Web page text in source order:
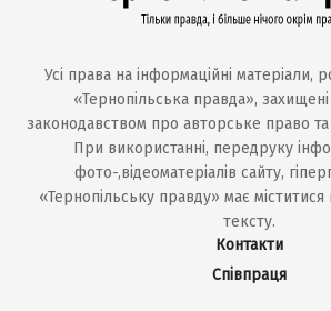
Усі права на інформаційні матеріали,
«Тернопільська правда»,
законодавством про авторське право та
При використанні, передруку
фото-,відеоматеріалів сайту,
«Тернопільську правду» має
тексту.
Контакти
Співпраця